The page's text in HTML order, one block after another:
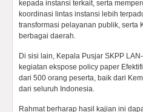
kepada instansi terkait, serta
koordinasi lintas instansi lebih
transformasi pelayanan publik, serta
berbagai daerah.
Di sisi lain, Kepala Pusjar SKPP
kegiatan ekspose policy paper
dari 500 orang peserta, baik dari
dari seluruh Indonesia.
Rahmat berharap hasil kajian ini